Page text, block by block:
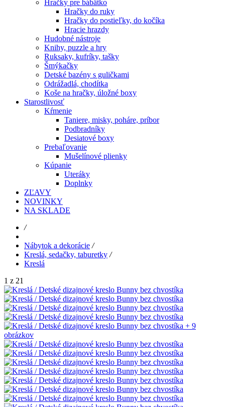
Hračky pre bábätko
Hračky do ruky
Hračky do postieľky, do kočíka
Hracie hrazdy
Hudobné nástroje
Knihy, puzzle a hry
Ruksaky, kufríky, tašky
Šmýkačky
Detské bazény s guličkami
Odrážadlá, chodítka
Koše na hračky, úložné boxy
Starostlivosť
Kŕmenie
Taniere, misky, poháre, príbor
Podbradníky
Desiatové boxy
Prebaľovanie
Mušelínové plienky
Kúpanie
Uteráky
Doplnky
ZĽAVY
NOVINKY
NA SKLADE
/
Nábytok a dekorácie /
Kreslá, sedačky, taburetky /
Kreslá
1 z 21
+ 9
obrázkov